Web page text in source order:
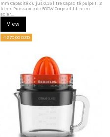
mm Capacité du jus 0,35 litre Capacité pulpe 1 , 2
litres Puissance de 500W Corps et filtre en
acier...
View
-1 270,00 DZD